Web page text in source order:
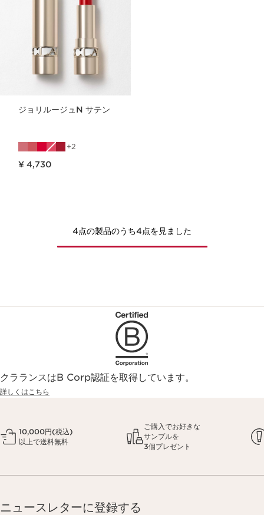
ジョリルージュN サテン
2
¥ 4,730
4点の製品のうち4点を見ました
クラランスはB Corp認証を取得しています。
詳しくはこちら
10,000円(税込)
以上で送料無料
ご購入でお好きな
サンプルを
3個プレゼント
ニュースレターに登録する